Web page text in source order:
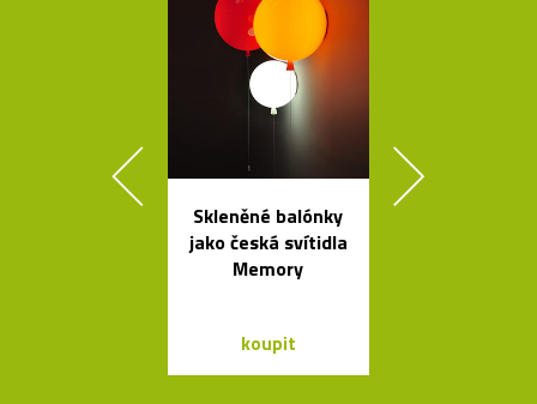
Skleněné balónky
jako česká svítidla
Memory
koupit